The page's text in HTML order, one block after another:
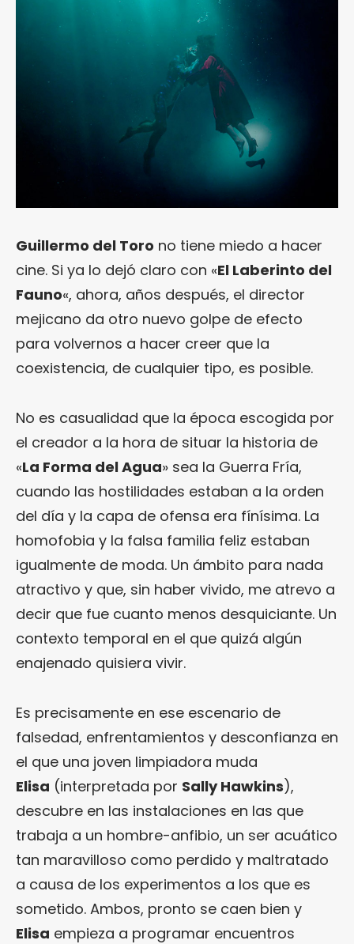
Guillermo del Toro no tiene miedo a hacer
cine. Si ya lo dejó claro con «El Laberinto del
Fauno«, ahora, años después, el director
mejicano da otro nuevo golpe de efecto
para volvernos a hacer creer que la
coexistencia, de cualquier tipo, es posible.
No es casualidad que la época escogida por
el creador a la hora de situar la historia de
«La Forma del Agua» sea la Guerra Fría,
cuando las hostilidades estaban a la orden
del día y la capa de ofensa era fínísima. La
homofobia y la falsa familia feliz estaban
igualmente de moda. Un ámbito para nada
atractivo y que, sin haber vivido, me atrevo a
decir que fue cuanto menos desquiciante. Un
contexto temporal en el que quizá algún
enajenado quisiera vivir.
Es precisamente en ese escenario de
falsedad, enfrentamientos y desconfianza en
el que una joven limpiadora muda
Elisa (interpretada por Sally Hawkins),
descubre en las instalaciones en las que
trabaja a un hombre-anfibio, un ser acuático
tan maravilloso como perdido y maltratado
a causa de los experimentos a los que es
sometido. Ambos, pronto se caen bien y
Elisa empieza a programar encuentros